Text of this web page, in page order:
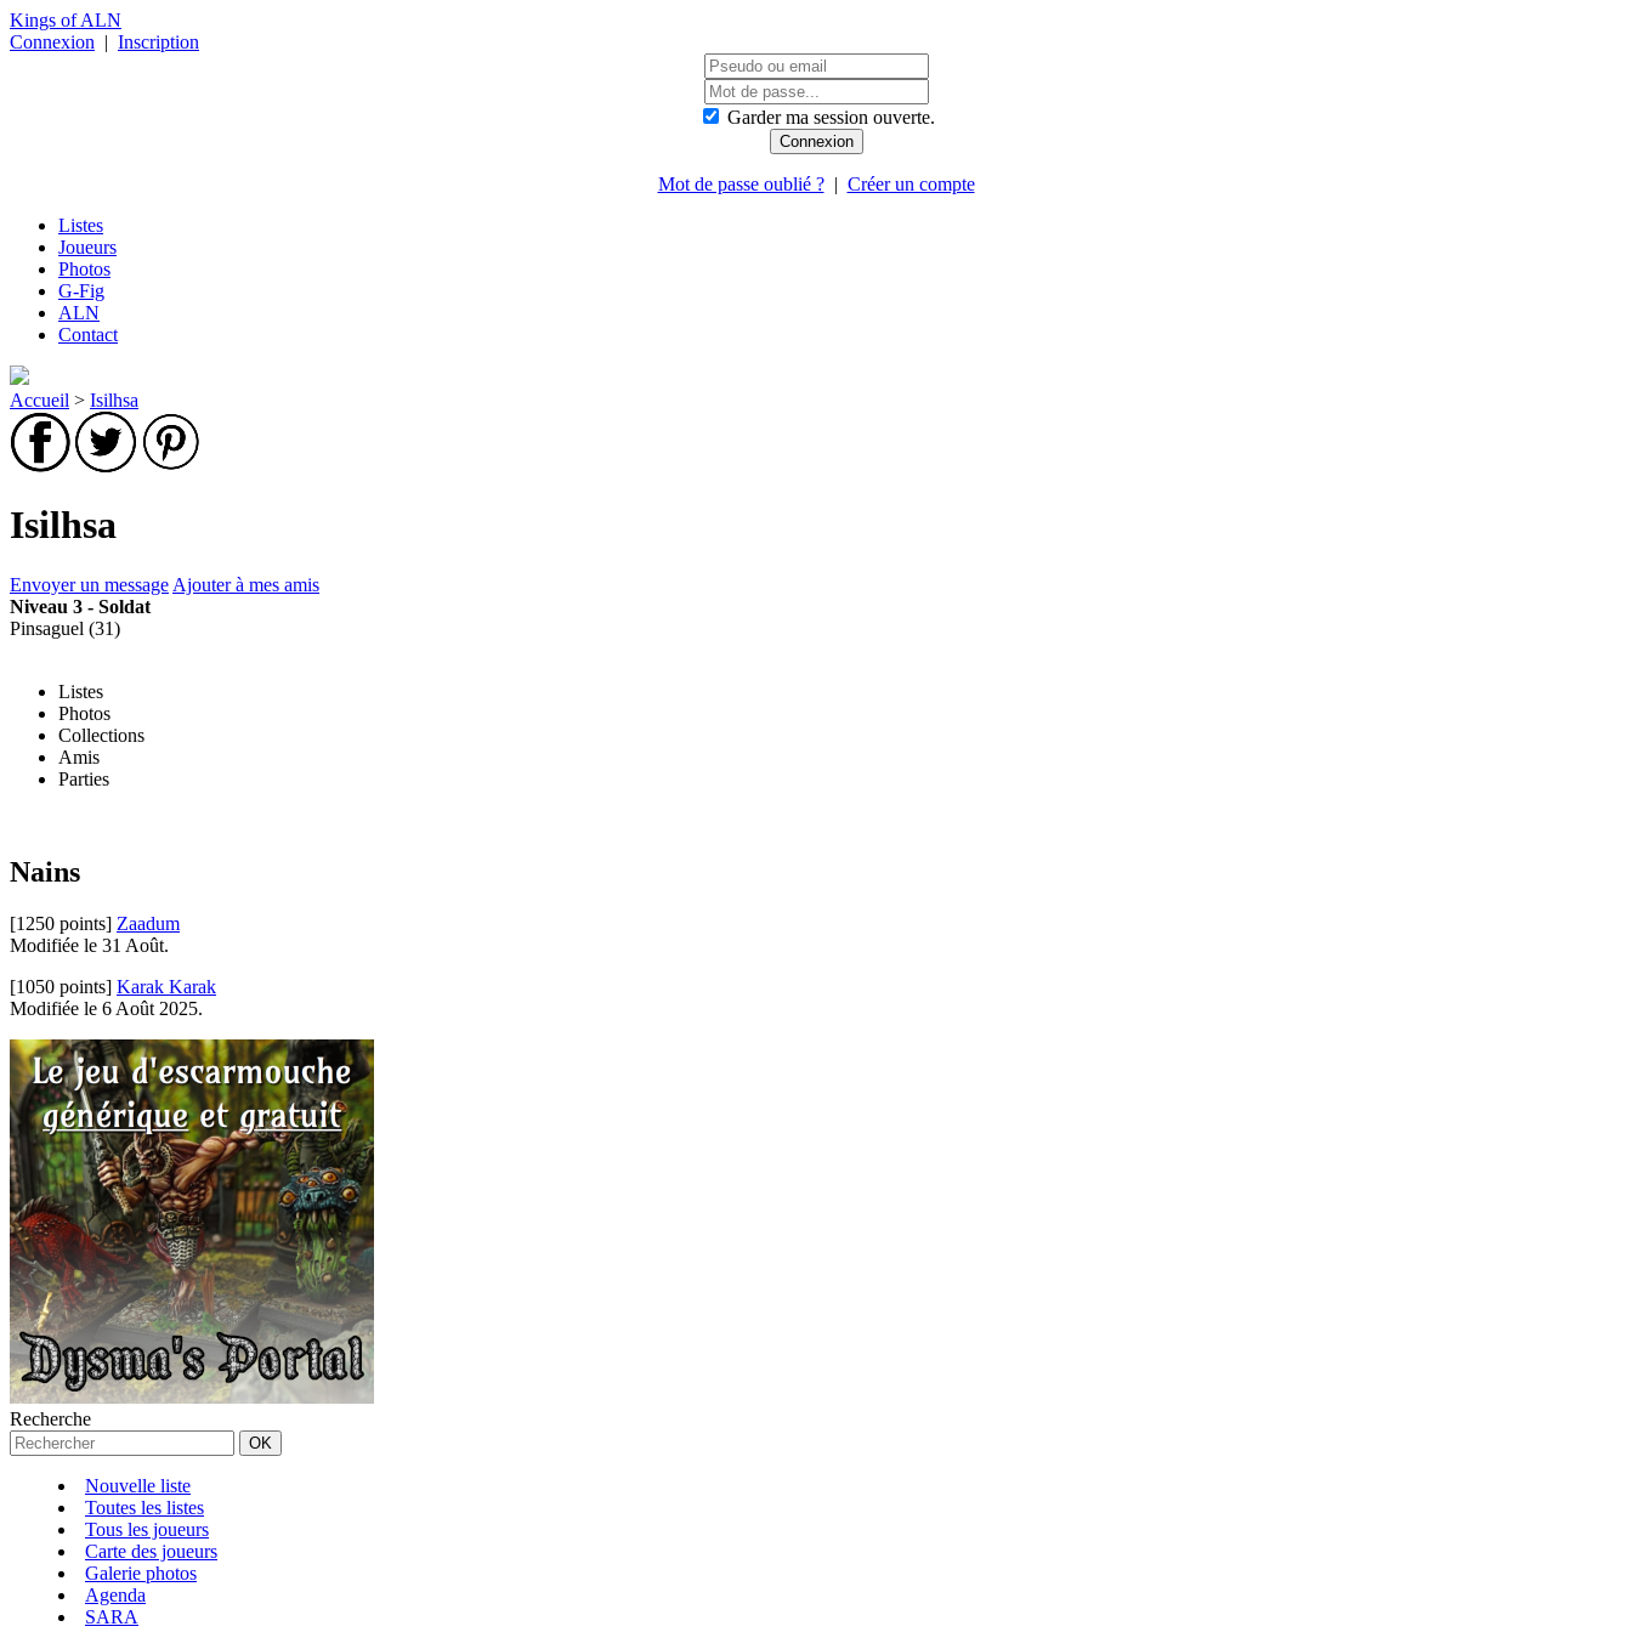
Kings of ALN
Connexion | Inscription
Garder ma session ouverte.
Mot de passe oublié ?| Créer un compte
Listes
Joueurs
Photos
G-Fig
ALN
Contact
Accueil > Isilhsa
Isilhsa
Envoyer un message Ajouter à mes amis
Niveau 3 - Soldat
Pinsaguel (31)
Listes
Photos
Collections
Amis
Parties
Nains
[1250 points] Zaadum
Modifiée le 31 Août.
[1050 points] Karak Karak
Modifiée le 6 Août 2025.
Recherche
Nouvelle liste
Toutes les listes
Tous les joueurs
Carte des joueurs
Galerie photos
Agenda
SARA